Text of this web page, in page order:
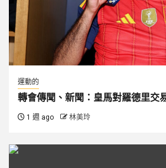
運動的
轉會傳聞、新聞：皇馬對羅德里交
1 週 ago 林美玲